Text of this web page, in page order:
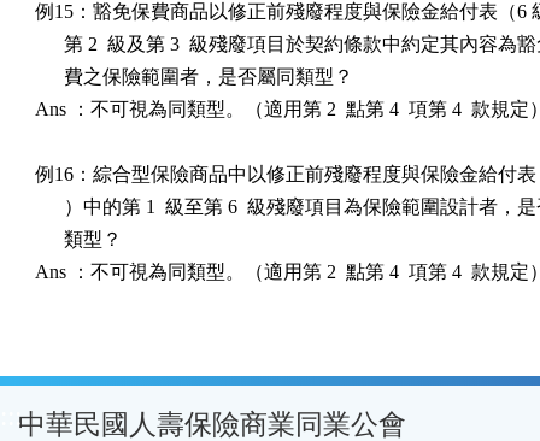
例15：豁免保費商品以修正前殘廢程度與保險金給付表（6
第 2  級及第 3  級殘廢項目於契約條款中約定其內容為
      費之保險範圍者，是否屬同類型？
Ans ：不可視為同類型。（適用第 2  點第 4  項第 4  款規定
例16：綜合型保險商品中以修正前殘廢程度與保險金給付表
）中的第 1  級至第 6  級殘廢項目為保險範圍設計者，
      類型？
Ans ：不可視為同類型。（適用第 2  點第 4  項第 4  款規定
:::中華民國人壽保險商業同業公會